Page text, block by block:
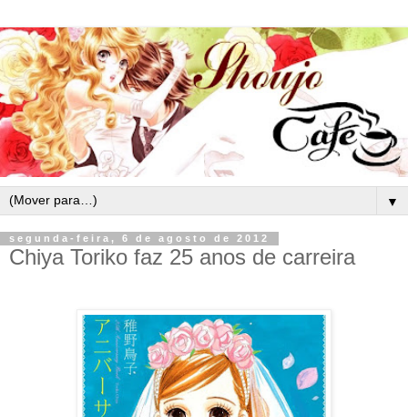
▼
segunda-feira, 6 de agosto de 2012
Chiya Toriko faz 25 anos de carreira